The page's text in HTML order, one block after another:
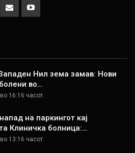
Нил зема замав: Нови
во…
16:16 часот.
на паркингот кај
Клиничка болница:…
13:16 часот.